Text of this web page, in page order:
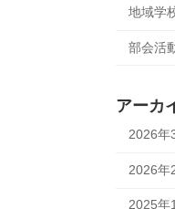
地域学
部会活
アーカ
2026年
2026年
2025年